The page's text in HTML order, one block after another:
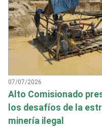
07/07/2026
Alto Comisionado
los desafíos de la
minería ilegal